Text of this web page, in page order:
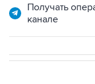
Получать
канале